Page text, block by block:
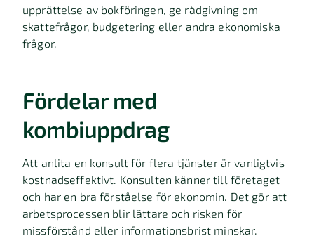
upprättelse av bokföringen, ge rådgivning om
skattefrågor, budgetering eller andra ekonomiska
frågor.
Fördelar med
kombiuppdrag
Att anlita en konsult för flera tjänster är vanligtvis
kostnadseffektivt. Konsulten känner till företaget
och har en bra förståelse för ekonomin. Det gör att
arbetsprocessen blir lättare och risken för
missförstånd eller informationsbrist minskar.